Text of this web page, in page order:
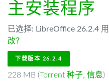
主安装程序
已选择: LibreOffice 26.2.4
改？
下载版本 26.2.4
228 MB (Torrent 种子, 信息)